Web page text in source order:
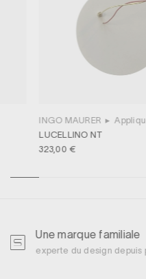
INGO MAURER ▸
LUCELLINO NT
323,00 €
Une marque familiale
experte du design depuis